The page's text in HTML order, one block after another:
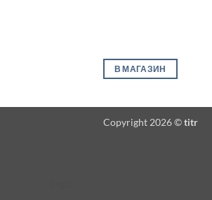
В МАГАЗИН
Copyright 2026 ©titr